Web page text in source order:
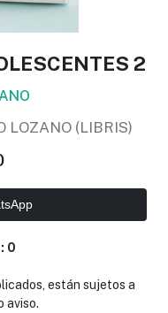
2
LOZANO (LIBRIS)
0
están sujetos a
aviso.